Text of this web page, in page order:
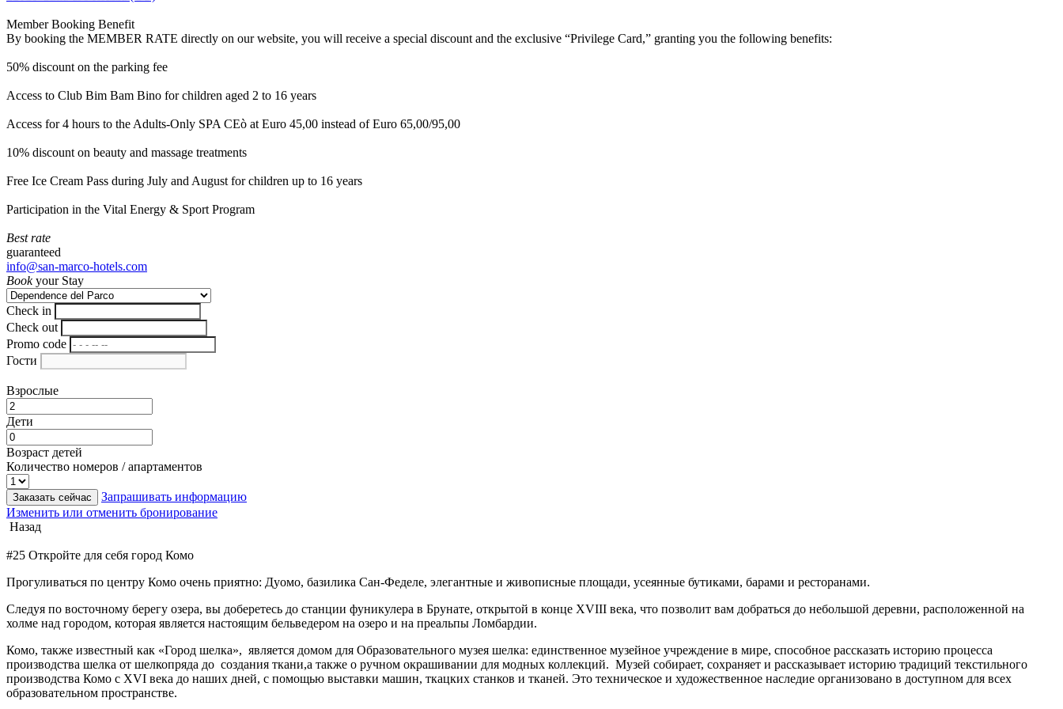
Member Booking Benefit
By booking the MEMBER RATE directly on our website, you will receive a special discount and the exclusive “Privilege Card,” granting you the following benefits:
50% discount on the parking fee
Access to Club Bim Bam Bino for children aged 2 to 16 years
Access for 4 hours to the Adults-Only SPA CEò at Euro 45,00 instead of Euro 65,00/95,00
10% discount on beauty and massage treatments
Free Ice Cream Pass during July and August for children up to 16 years
Participation in the Vital Energy & Sport Program
Best rate
guaranteed
info@san-marco-hotels.com
Bookyour Stay
Check in
Check out
Promo code
Гости
Взрослые
Дети
Возраст детей
Количество номеров / апартаментов
Заказать сейчас
Запрашивать информацию
Изменить или отменить бронирование
Назад
#25 Откройте для себя город Комо
Прогуливаться по центру Комо очень приятно: Дуомо, базилика Сан-Феделе, элегантные и живописные площади, усеянные бутиками, барами и ресторанами.
Следуя по восточному берегу озера, вы доберетесь до станции фуникулера в Брунате, открытой в конце XVIII века, что позволит вам добраться до небольшой деревни, расположенной на
холме над городом, которая является настоящим бельведером на озеро и на преальпы Ломбардии.
Комо, также известный как «Город шелка», является домом для Образовательного музея шелка: единственное музейное учреждение в мире, способное рассказать историю процесса
производства шелка от шелкопряда до создания ткани,а также о ручном окрашивании для модных коллекций. Музей собирает, сохраняет и рассказывает историю традиций текстильного
производства Комо с XVI века до наших дней, с помощью выставки машин, ткацких станков и тканей. Это техническое и художественное наследие организовано в доступном для всех
образовательном пространстве.